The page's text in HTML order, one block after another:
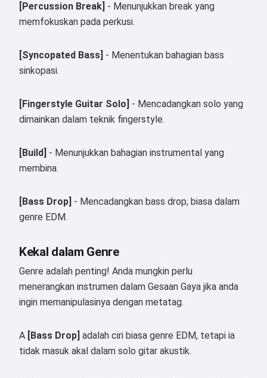
[Percussion Break] - Menunjukkan break yang
memfokuskan pada perkusi.
[Syncopated Bass] - Menentukan bahagian bass
sinkopasi.
[Fingerstyle Guitar Solo] - Mencadangkan solo yang
dimainkan dalam teknik fingerstyle.
[Build] - Menunjukkan bahagian instrumental yang
membina.
[Bass Drop] - Mencadangkan bass drop, biasa dalam
genre EDM.
Kekal dalam Genre
Genre adalah penting! Anda mungkin perlu
menerangkan instrumen dalam Gesaan Gaya jika anda
ingin memanipulasinya dengan metatag.
A [Bass Drop] adalah ciri biasa genre EDM, tetapi ia
tidak masuk akal dalam solo gitar akustik.
Saya boleh mencipta lagu, menulis
puisi dan ucapan tahniah 🥰